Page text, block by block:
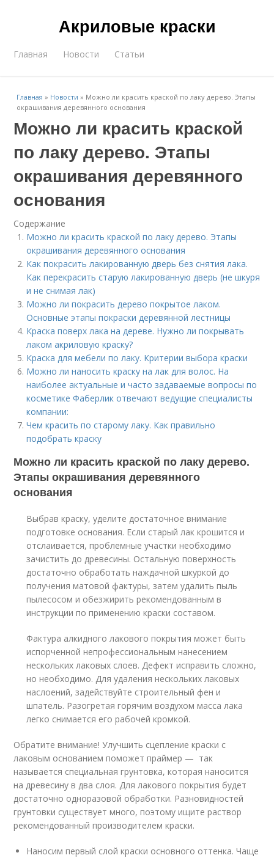
Акриловые краски
Главная Новости Статьи
Главная » Новости » Можно ли красить краской по лаку дерево. Этапы
окрашивания деревянного основания
Можно ли красить краской
по лаку дерево. Этапы
окрашивания деревянного
основания
Содержание
Можно ли красить краской по лаку дерево. Этапы
окрашивания деревянного основания
Как покрасить лакированную дверь без снятия лака.
Как перекрасить старую лакированную дверь (не шкуря
и не снимая лак)
Можно ли покрасить дерево покрытое лаком.
Основные этапы покраски деревянной лестницы
Краска поверх лака на дереве. Нужно ли покрывать
лаком акриловую краску?
Краска для мебели по лаку. Критерии выбора краски
Можно ли наносить краску на лак для волос. На
наиболее актуальные и часто задаваемые вопросы по
косметике Фаберлик отвечают ведущие специалисты
компании:
Чем красить по старому лаку. Как правильно
подобрать краску
Можно ли красить краской по лаку дерево.
Этапы окрашивания деревянного
основания
Выбрав краску, уделите достаточное внимание
подготовке основания. Если старый лак крошится и
отслаивается, проблемные участки необходимо
зачистить до древесины. Остальную поверхность
достаточно обработать наждачной шкуркой до
получения матовой фактуры, затем удалить пыль
пылесосом и обезжирить рекомендованным в
инструкции по применению краски составом.
Фактура алкидного лакового покрытия может быть
испорченной непрофессиональным нанесением
нескольких лаковых слоев. Дефект исправить сложно,
но необходимо. Для удаления нескольких лаковых
наслоений, задействуйте строительный фен и
шпатель. Разогретая горячим воздухом масса лака
легко снимается его рабочей кромкой.
Обратите внимание! Улучшить сцепление краски с
лаковым основанием поможет праймер — так
называется специальная грунтовка, которая наносится
на древесину в два слоя. Для лакового покрытия будет
достаточно одноразовой обработки. Разновидностей
грунтовки существует много, поэтому ищите раствор
рекомендованный производителем краски.
Наносим первый слой краски основного оттенка. Чаще